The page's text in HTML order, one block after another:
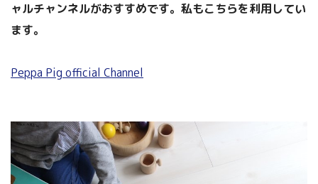
ャルチャンネルがおすすめです。私もこちらを利用してい
ます。
Peppa Pig official Channel